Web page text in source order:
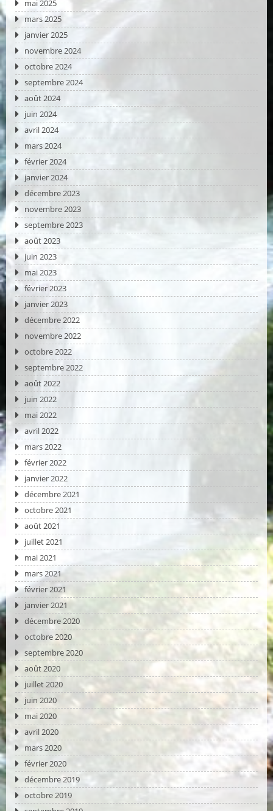
mai 2025
mars 2025
janvier 2025
novembre 2024
octobre 2024
septembre 2024
août 2024
juin 2024
avril 2024
mars 2024
février 2024
janvier 2024
décembre 2023
novembre 2023
septembre 2023
août 2023
juin 2023
mai 2023
février 2023
janvier 2023
décembre 2022
novembre 2022
octobre 2022
septembre 2022
août 2022
juin 2022
mai 2022
avril 2022
mars 2022
février 2022
janvier 2022
décembre 2021
octobre 2021
août 2021
juillet 2021
mai 2021
mars 2021
février 2021
janvier 2021
décembre 2020
octobre 2020
septembre 2020
août 2020
juillet 2020
juin 2020
mai 2020
avril 2020
mars 2020
février 2020
décembre 2019
octobre 2019